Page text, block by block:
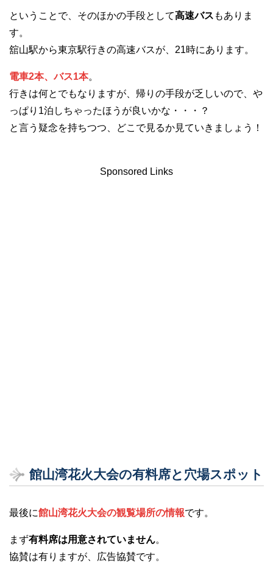
ということで、そのほかの手段として高速バス もありま
す。
舘山駅から東京駅行きの高速バスが、21時にあります。
電車2本、バス1本。
行きは何とでもなりますが、帰りの手段が乏しいので、や
っぱり1泊しちゃったほうが良いかな・・・？
と言う疑念を持ちつつ、どこで見るか見ていきましょう！
Sponsored Links
館山湾花火大会の有料席と穴場スポット
最後に館山湾花火大会の観覧場所の情報です。
まず有料席は用意されていません。
協賛は有りますが、広告協賛です。